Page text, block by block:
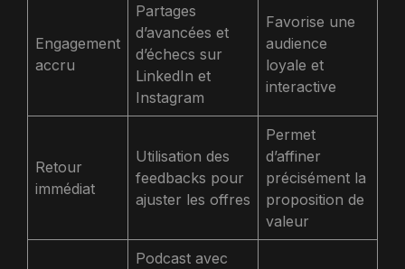
Engagement
accru
Partages
d’avancées et
d’échecs sur
LinkedIn et
Instagram
Favorise une
audience
loyale et
interactive
Retour
immédiat
Utilisation des
feedbacks pour
ajuster les offres
Permet
d’affiner
précisément la
proposition de
valeur
Podcast avec